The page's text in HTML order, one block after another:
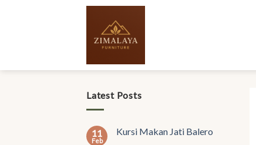
Latest Posts
11
Feb
Kursi Makan Jati Balero